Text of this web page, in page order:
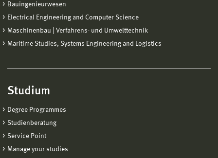
Bauingenieurwesen
Electrical Engineering and Computer Science
Maschinenbau | Verfahrens- und Umwelttechnik
Maritime Studies, Systems Engineering and Logistics
Studium
Degree Programmes
Studienberatung
Service Point
Manage your studies